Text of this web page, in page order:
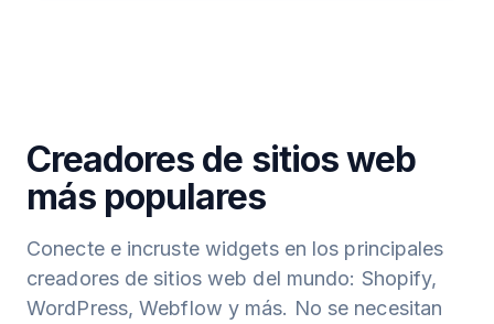
Creadores de sitios web
más populares
Conecte e incruste widgets en los principales
creadores de sitios web del mundo: Shopify,
WordPress, Webflow y más. No se necesitan